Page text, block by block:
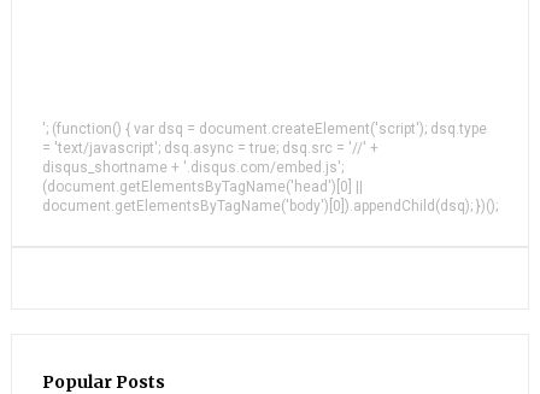
'; (function() { var dsq = document.createElement('script'); dsq.type
= 'text/javascript'; dsq.async = true; dsq.src = '//' +
disqus_shortname + '.disqus.com/embed.js';
(document.getElementsByTagName('head')[0] ||
document.getElementsByTagName('body')[0]).appendChild(dsq); })();
Popular Posts